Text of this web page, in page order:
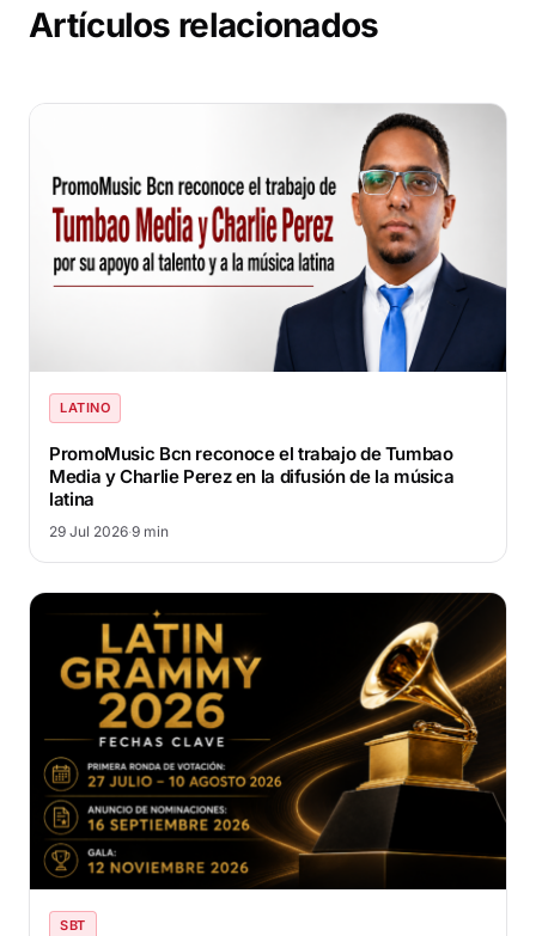
Artículos relacionados
LATINO
PromoMusic Bcn reconoce el trabajo de Tumbao
Media y Charlie Perez en la difusión de la música
latina
29 Jul 2026·9 min
SBT